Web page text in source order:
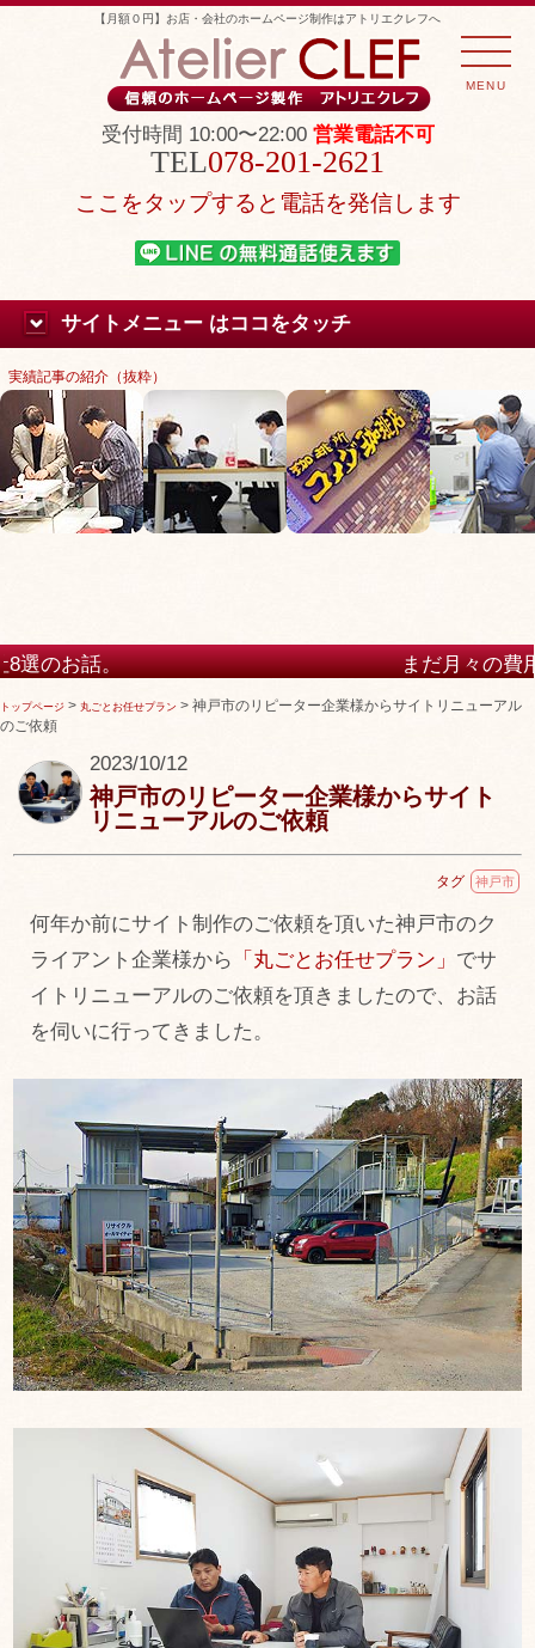
【月額０円】お店・会社のホームページ制作はアトリエクレフへ
受付時間 10:00〜22:00 営業電話不可
078-201-2621
ここをタップすると電話を発信します
サイトメニュー はココをタッチ
実績記事の紹介（抜粋）
まだ月々の費用・月額の費
けますか？
トップページ > 丸ごとお任せプラン > 神戸市のリピーター企業様からサイトリニューアル
のご依頼
2023/10/12
神戸市のリピーター企業様からサイト
リニューアルのご依頼
タグ 神戸市
何年か前にサイト制作のご依頼を頂いた神戸市のク
ライアント企業様から
「丸ごとお任せプラン」 でサ
イトリニューアルのご依頼を頂きましたので、お話
を伺いに行ってきました。
MENU